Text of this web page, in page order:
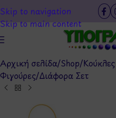
Skip to navigation
Skip to main content
Αρχική σελίδα/Shop/
Φιγούρες/Διάφορα Σετ